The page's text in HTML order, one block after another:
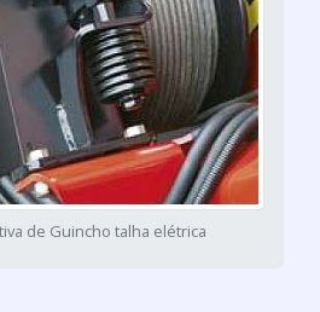
de Guincho talha elétrica